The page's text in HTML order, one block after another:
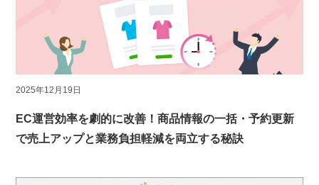
2025年12月19日
EC運営効率を劇的に改善！商品情報の一括・予約更新
で売上アップと業務負担軽減を両立する秘訣